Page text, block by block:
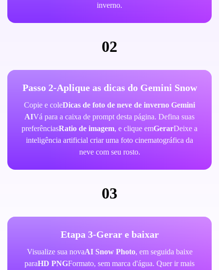
inverno.
02
Passo 2-Aplique as dicas do Gemini Snow
Copie e coleDicas de foto de neve de inverno Gemini
AIVá para a caixa de prompt desta página. Defina suas
preferênciasRatio de imagem, e clique emGerarDeixe a
inteligência artificial criar uma foto cinematográfica da
neve com seu rosto.
03
Etapa 3-Gerar e baixar
Visualize sua novaAI Snow Photo, em seguida baixe
paraHD PNGFormato, sem marca d'água. Quer ir mais